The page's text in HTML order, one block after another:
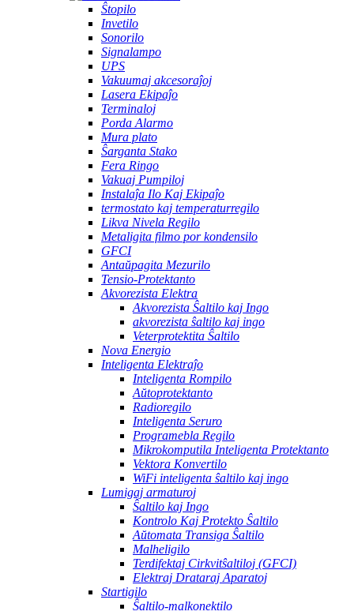
Ŝtopilo
Invetilo
Sonorilo
Signalampo
UPS
Vakuumaj akcesoraĵoj
Lasera Ekipaĵo
Terminaloj
Porda Alarmo
Mura plato
Ŝarganta Stako
Fera Ringo
Vakuaj Pumpiloj
Instalaĵa Ilo Kaj Ekipaĵo
termostato kaj temperaturregilo
Likva Nivela Regilo
Metaligita filmo por kondensilo
GFCI
Antaŭpagita Mezurilo
Tensio-Protektanto
Akvorezista Elektra
Akvorezista Ŝaltilo kaj Ingo
akvorezista ŝaltilo kaj ingo
Veterprotektita Ŝaltilo
Nova Energio
Inteligenta Elektraĵo
Inteligenta Rompilo
Aŭtoprotektanto
Radioregilo
Inteligenta Seruro
Programebla Regilo
Mikrokomputila Inteligenta Protektanto
Vektora Konvertilo
WiFi inteligenta ŝaltilo kaj ingo
Lumigaj armaturoj
Ŝaltilo kaj Ingo
Kontrolo Kaj Protekto Ŝaltilo
Aŭtomata Transiga Ŝaltilo
Malheligilo
Terdifektaj Cirkvitŝaltiloj (GFCI)
Elektraj Drataraj Aparatoj
Startigilo
Ŝaltilo-malkonektilo